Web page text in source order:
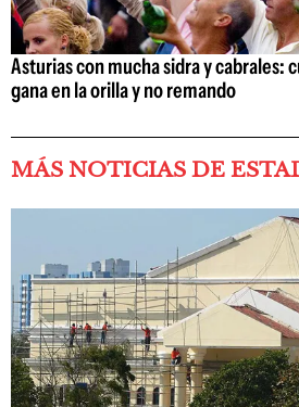
Asturias con mucha sidra y cabrales:
gana en la orilla y no remando
MÁS NOTICIAS DE